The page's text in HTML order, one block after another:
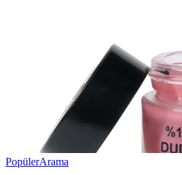
PopülerArama